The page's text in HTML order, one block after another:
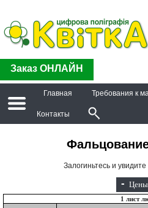
Заказ ОНЛАЙН
Главная Требования к
Контакты
Залогиньтесь и
- Цены
1 лист